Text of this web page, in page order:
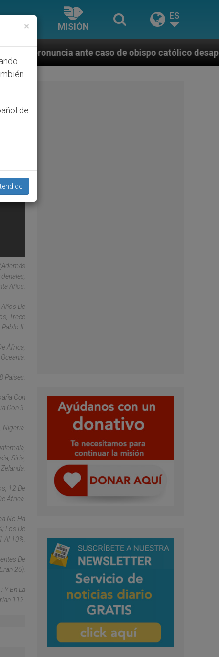
MISIÓN
ES
caso de obispo católico desaparecido por la
Años.
De
Trece
II.
África,
Países.
Con
Con 3.
Nigeria.
Siria,
12 De
África.
No Ha
Los De
Al 10%.
De
26).
Y En La
112.
×
de